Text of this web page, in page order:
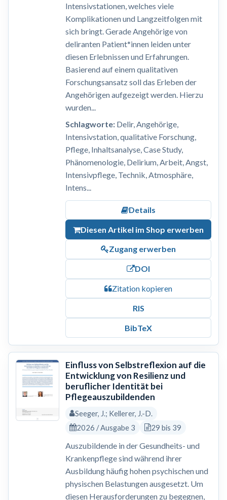
Intensivstationen, welches viele
Komplikationen und Langzeitfolgen mit
sich bringt. Gerade Angehörige von
deliranten Patient*innen leiden unter
diesen Erlebnissen und Erfahrungen.
Basierend auf einem qualitativen
Forschungsansatz soll das Erleben der
Angehörigen aufgezeigt werden. Hierzu
wurden...
Schlagworte:Delir, Angehörige,
Intensivstation, qualitative Forschung,
Pflege, Inhaltsanalyse, Case Study,
Phänomenologie, Delirium, Arbeit, Angst,
Intensivpflege, Technik, Atmosphäre,
Intens...
Details
Diesen Artikel im Shop erwerben
Zugang erwerben
DOI
Zitation kopieren
RIS
BibTeX
Einfluss von Selbstreflexion auf die
Entwicklung von Resilienz und
beruflicher Identität bei
Pflegeauszubildenden
Seeger, J.; Kellerer, J.-D.
2026 / Ausgabe 3
29 bis 39
Auszubildende in der Gesundheits- und
Krankenpflege sind während ihrer
Ausbildung häufig hohen psychischen und
physischen Belastungen ausgesetzt. Um
diesen Herausforderungen zu begegnen,